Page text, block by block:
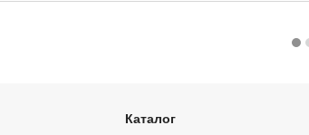
Каталог